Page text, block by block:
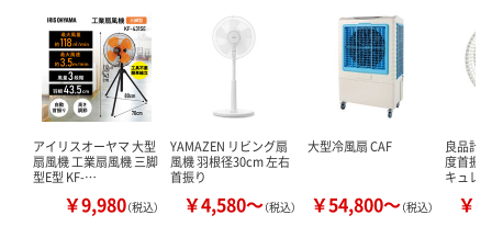
アイリスオーヤマ 大型
扇風機 工業扇風機 三脚
型E型 KF-…
￥9,980（税込）
YAMAZEN リビング扇
風機 羽根径30cm 左右
首振り
￥4,580～（税込）
大型冷風扇 CAF
￥54,800～（税込）
良品計
度首振
キュレ
￥